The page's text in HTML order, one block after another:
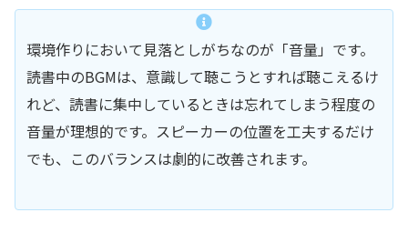
環境作りにおいて見落としがちなのが「音量」です。
読書中のBGMは、意識して聴こうとすれば聴こえるけ
れど、読書に集中しているときは忘れてしまう程度の
音量が理想的です。スピーカーの位置を工夫するだけ
でも、このバランスは劇的に改善されます。